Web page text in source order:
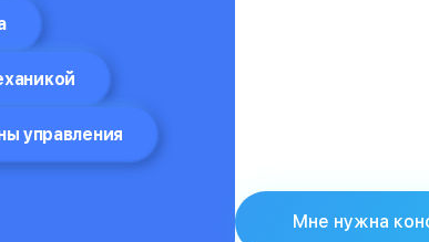
управления
Мне нужна